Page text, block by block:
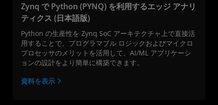
Zynq で Python (PYNQ) を利用するエッジ アナリ
ティクス (日本語版)
Python の生産性を Zynq SoC アーキテクチャ上で直接活
用することで、プログラマブル ロジックおよびマイクロ
プロセッサのメリットを活用して、AI/ML アプリケーシ
ョンの設計をより簡単に構築できます。
資料を表示